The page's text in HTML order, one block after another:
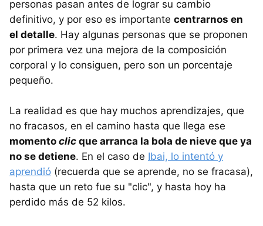
personas pasan antes de lograr su cambio
definitivo, y por eso es importante centrarnos en
el detalle. Hay algunas personas que se proponen
por primera vez una mejora de la composición
corporal y lo consiguen, pero son un porcentaje
pequeño.
La realidad es que hay muchos aprendizajes, que
no fracasos, en el camino hasta que llega ese
momento clic que arranca la bola de nieve que ya
no se detiene. En el caso de Ibai, lo intentó y
aprendió (recuerda que se aprende, no se fracasa),
hasta que un reto fue su "clic", y hasta hoy ha
perdido más de 52 kilos.